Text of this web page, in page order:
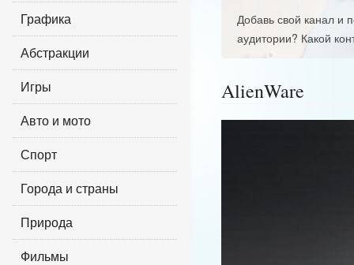
Графика
Абстракции
Игры
Авто и мото
Спорт
Города и страны
Природа
Фильмы
Добавь свой канал и
аудитории? Какой
AlienWare